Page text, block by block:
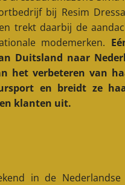
bij Resim
trekt daarbij de
modemerken.
Duitsland naar
het verbeteren van
en breidt ze
klanten uit.
in de Nederlandse